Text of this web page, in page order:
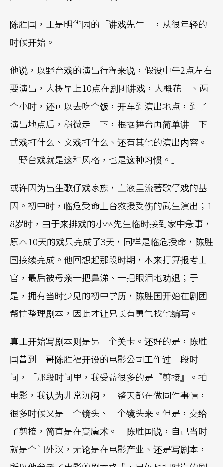
陈胜国，正是明华园的「讲戏先生」，从很年轻的
时候开始。
他说，以野台戏的演出行程来说，假设中午2点左右
要演出，大概早上10点在剧团讲戏，大概花一、两
个小时，还可以去吃个饭，开车到演出地点，到了
演出地点后，稍微走一下，根据舞台再简单讲一下
武戏打什么、文戏打什么、还有其他的演出内容。
「野台戏就是这种风格，也是这种习惯。」
或许因为出生歌仔戏家族，血液里流著歌仔戏的基
因。初中时，临危受命上台救援受伤的武生演出；1
8岁时，由于来排戏的小林先生临时接到家中急事，
原本10天的戏只完成了3天，同样是临危授命，陈胜
国接续完成。他回想起那段时期，本来打算报考士
官，最后被母亲一把鼻涕、一把眼泪地劝退；于
是，拥有当时少见的初中学历，陈胜国开始在剧团
帮忙整理剧本，因此才让兄长有勇气找他编写。
真正开始写剧本则是另一个关卡。还好的是，陈胜
国曾到二哥陈胜福开设的电影公司工作过一段时
间，「那段时间里，我受益很多的是『剪接』。拍
电影，我认为非常沉闷，一整天都在做同件事情，
很多时候又是一个镜头、一个镜头来。但是，交给
了剪接，简直是在变魔术。」陈胜国说，自己当时
就是个门外汉，无论是在电影产业、还是写剧本，